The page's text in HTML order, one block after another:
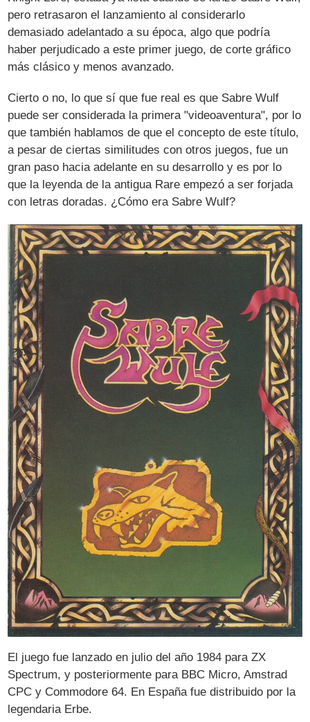
pero retrasaron el lanzamiento al considerarlo
demasiado adelantado a su época, algo que podría
haber perjudicado a este primer juego, de corte gráfico
más clásico y menos avanzado.
Cierto o no, lo que sí que fue real es que Sabre Wulf
puede ser considerada la primera "videoaventura", por lo
que también hablamos de que el concepto de este título,
a pesar de ciertas similitudes con otros juegos, fue un
gran paso hacia adelante en su desarrollo y es por lo
que la leyenda de la antigua Rare empezó a ser forjada
con letras doradas. ¿Cómo era Sabre Wulf?
El juego fue lanzado en julio del año 1984 para ZX
Spectrum, y posteriormente para BBC Micro, Amstrad
CPC y Commodore 64. En España fue distribuido por la
legendaria Erbe.